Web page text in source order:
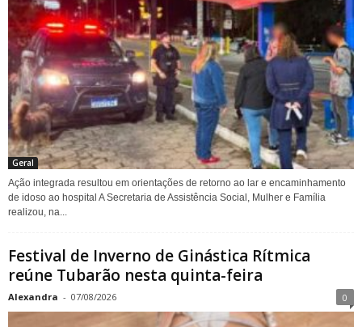
Geral
Ação integrada resultou em orientações de retorno ao lar e encaminhamento
de idoso ao hospital A Secretaria de Assistência Social, Mulher e Família
realizou, na...
Festival de Inverno de Ginástica Rítmica
reúne Tubarão nesta quinta-feira
Alexandra - 07/08/2026 0